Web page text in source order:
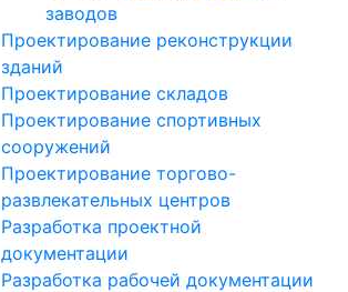
заводов
Проектирование реконструкции
зданий
Проектирование складов
Проектирование спортивных
сооружений
Проектирование торгово-
развлекательных центров
Разработка проектной
документации
Разработка рабочей документации